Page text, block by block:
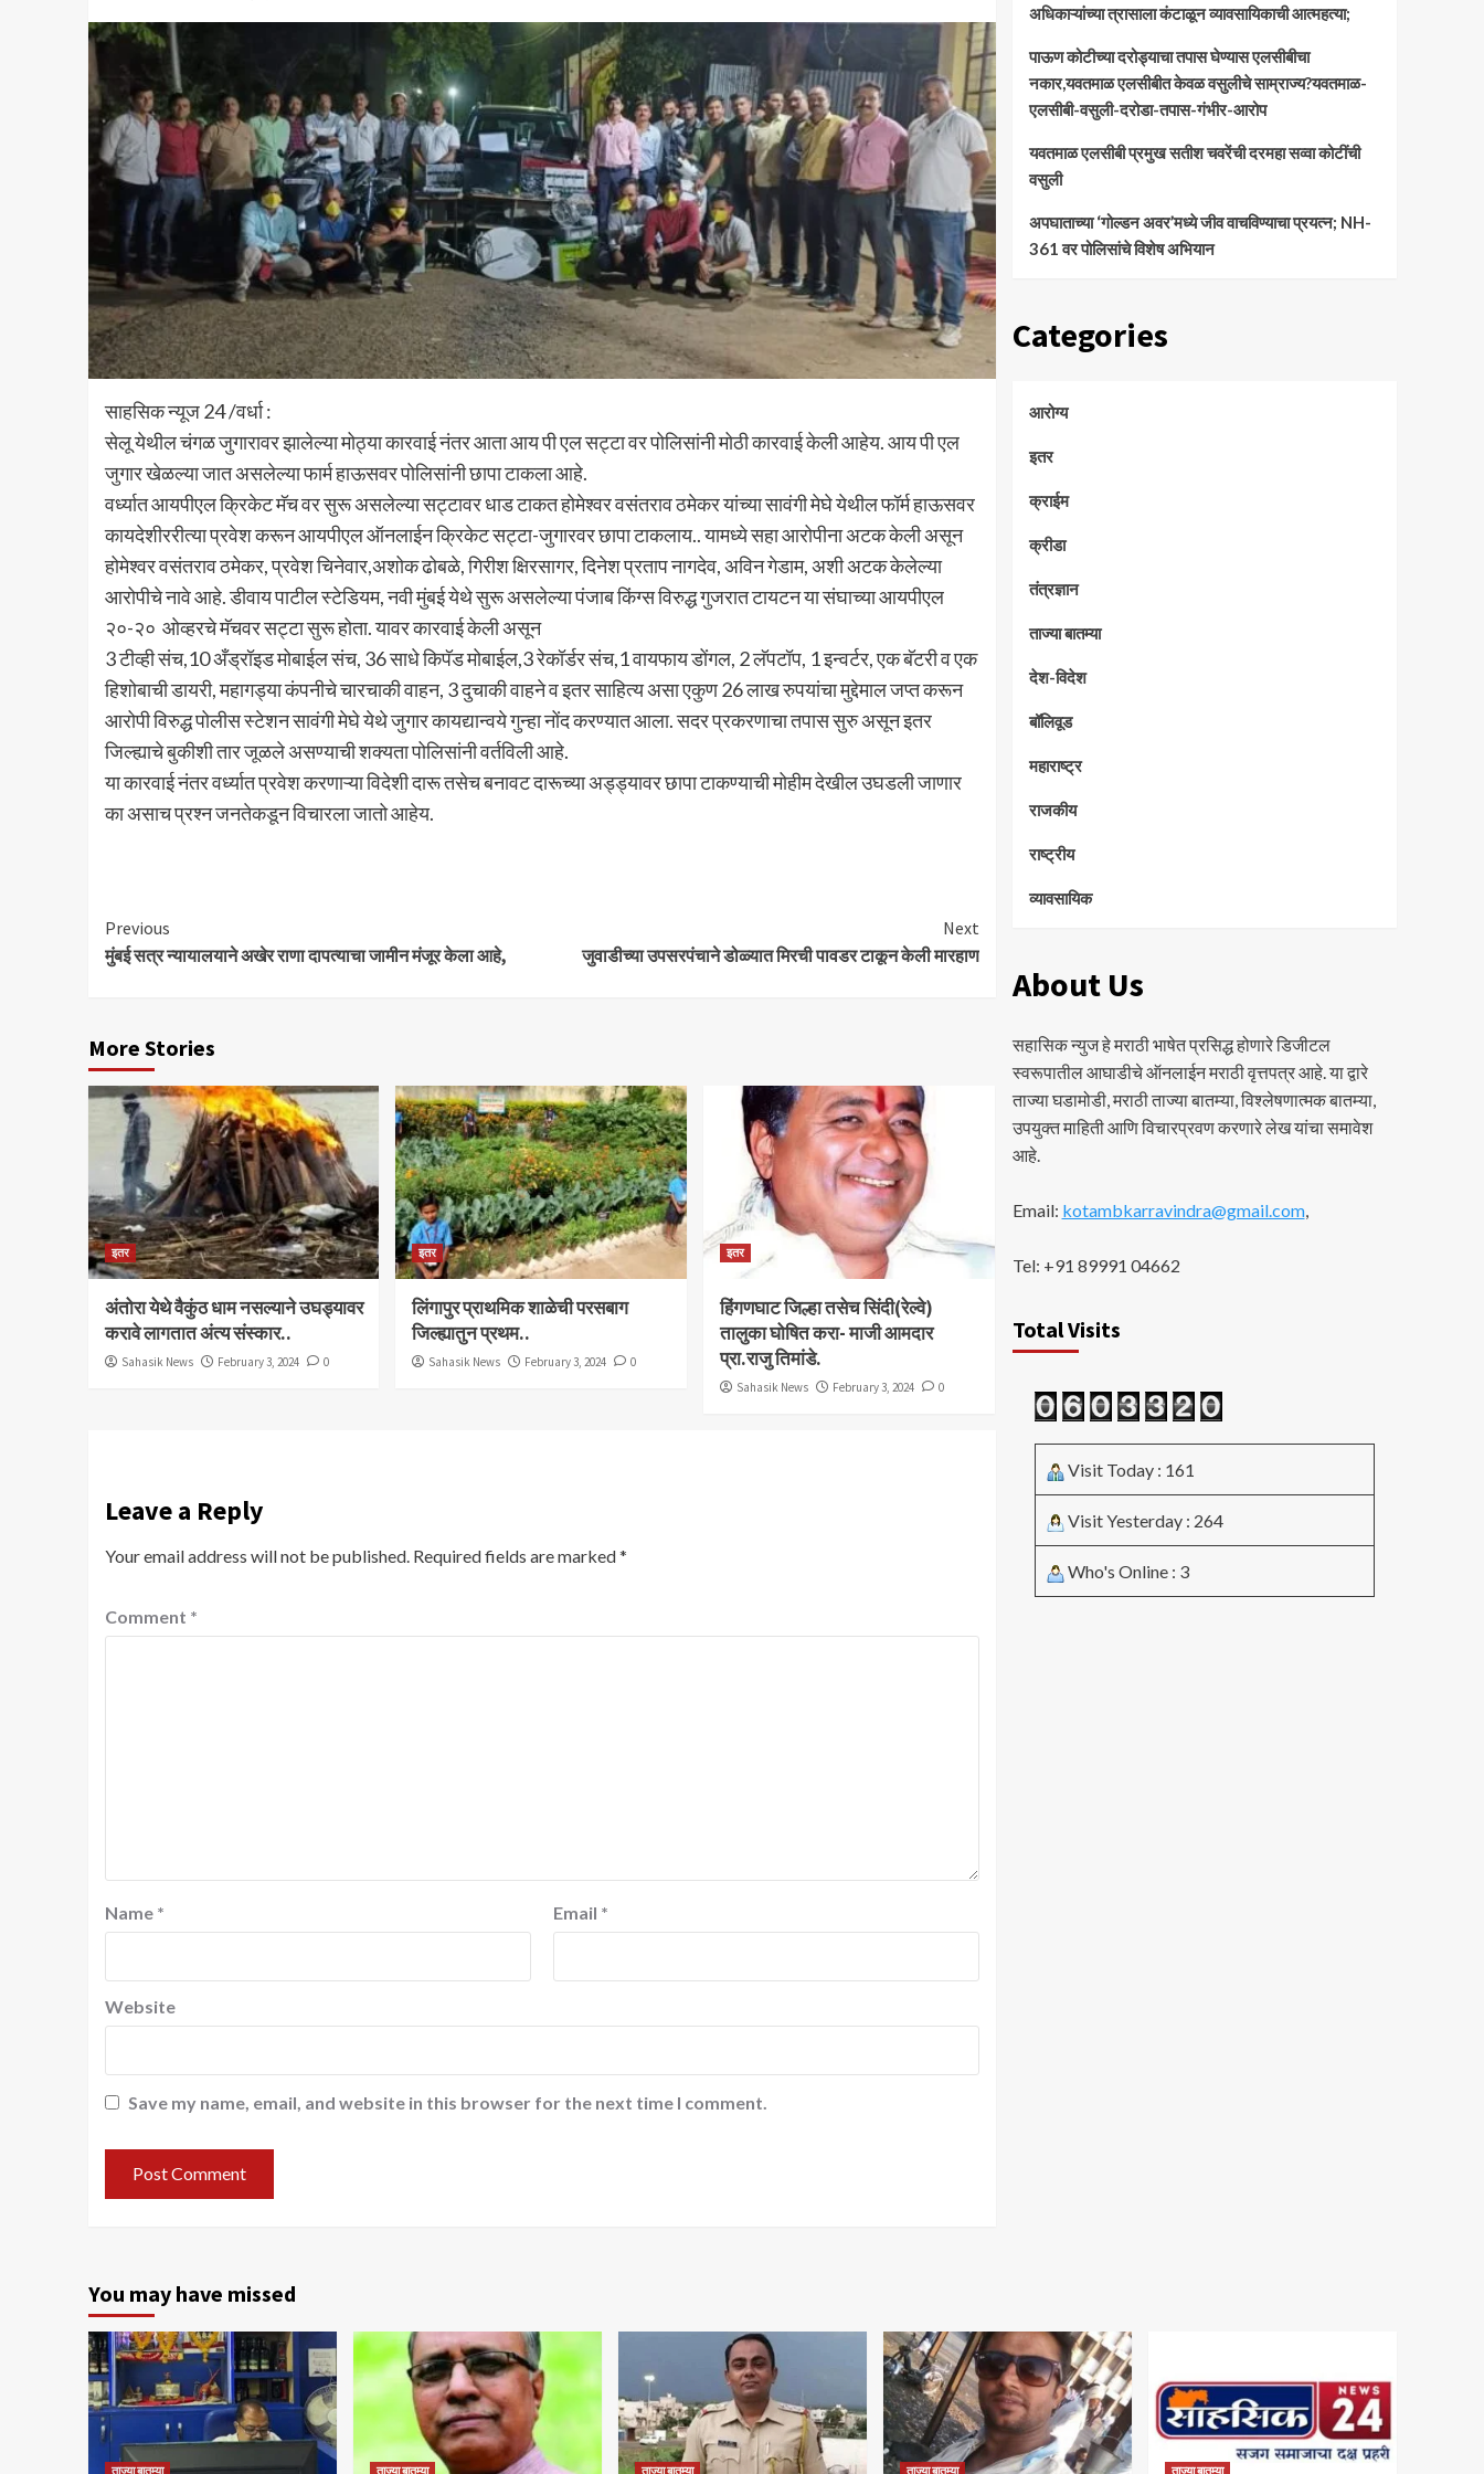
साहसिक न्यूज 24 /वर्धा :
सेलू येथील चंगळ जुगारावर झालेल्या मोठ्या कारवाई नंतर आता आय पी एल सट्टा वर पोलिसांनी मोठी कारवाई केली आहेय. आय पी एल
जुगार खेळल्या जात असलेल्या फार्म हाऊसवर पोलिसांनी छापा टाकला आहे.
वर्ध्यात आयपीएल क्रिकेट मॅच वर सुरू असलेल्या सट्टावर धाड टाकत होमेश्वर वसंतराव ठमेकर यांच्या सावंगी मेघे येथील फॉर्म हाऊसवर
कायदेशीररीत्या प्रवेश करून आयपीएल ऑनलाईन क्रिकेट सट्टा-जुगारवर छापा टाकलाय.. यामध्ये सहा आरोपीना अटक केली असून
होमेश्वर वसंतराव ठमेकर, प्रवेश चिनेवार,अशोक ढोबळे, गिरीश क्षिरसागर, दिनेश प्रताप नागदेव, अविन गेडाम, अशी अटक केलेल्या
आरोपीचे नावे आहे. डीवाय पाटील स्टेडियम, नवी मुंबई येथे सुरू असलेल्या पंजाब किंग्स विरुद्ध गुजरात टायटन या संघाच्या आयपीएल
२०-२० ओव्हरचे मॅचवर सट्टा सुरू होता. यावर कारवाई केली असून
3 टीव्ही संच,10 अँड्रॉइड मोबाईल संच, 36 साधे किपॅड मोबाईल,3 रेकॉर्डर संच,1 वायफाय डोंगल, 2 लॅपटॉप, 1 इन्वर्टर, एक बॅटरी व एक
हिशोबाची डायरी, महागड्या कंपनीचे चारचाकी वाहन, 3 दुचाकी वाहने व इतर साहित्य असा एकुण 26 लाख रुपयांचा मुद्देमाल जप्त करून
आरोपी विरुद्ध पोलीस स्टेशन सावंगी मेघे येथे जुगार कायद्यान्वये गुन्हा नोंद करण्यात आला. सदर प्रकरणाचा तपास सुरु असून इतर
जिल्ह्याचे बुकीशी तार जूळले असण्याची शक्यता पोलिसांनी वर्तविली आहे.
या कारवाई नंतर वर्ध्यात प्रवेश करणाऱ्या विदेशी दारू तसेच बनावट दारूच्या अड्ड्यावर छापा टाकण्याची मोहीम देखील उघडली जाणार
का असाच प्रश्न जनतेकडून विचारला जातो आहेय.
Continue
Reading
Previous
मुंबई सत्र न्यायालयाने अखेर राणा दापत्याचा जामीन मंजूर केला आहे,
Next
जुवाडीच्या उपसरपंचाने डोळ्यात मिरची पावडर टाकून केली मारहाण
More Stories
इतर
अंतोरा येथे वैकुंठ धाम नसल्याने उघड्यावर
करावे लागतात अंत्य संस्कार..
Sahasik News February 3, 2024 0
इतर
लिंगापुर प्राथमिक शाळेची परसबाग
जिल्ह्यातुन प्रथम..
Sahasik News February 3, 2024 0
इतर
हिंगणघाट जिल्हा तसेच सिंदी(रेल्वे)
तालुका घोषित करा- माजी आमदार
प्रा.राजु तिमांडे.
Sahasik News February 3, 2024 0
Leave a Reply
Your email address will not be published. Required fields are marked*
Comment *
Name * Email *
Website
Save my name, email, and website in this browser for the next time I comment.
अधिकाऱ्यांच्या त्रासाला कंटाळून व्यावसायिकाची आत्महत्या;
पाऊण कोटीच्या दरोड्याचा तपास घेण्यास एलसीबीचा
नकार,यवतमाळ एलसीबीत केवळ वसुलीचे साम्राज्य?यवतमाळ-
एलसीबी-वसुली-दरोडा-तपास-गंभीर-आरोप
यवतमाळ एलसीबी प्रमुख सतीश चवरेंची दरमहा सव्वा कोटींची
वसुली
अपघाताच्या ‘गोल्डन अवर’मध्ये जीव वाचविण्याचा प्रयत्न; NH-
361 वर पोलिसांचे विशेष अभियान
Categories
आरोग्य
इतर
क्राईम
क्रीडा
तंत्रज्ञान
ताज्या बातम्या
देश-विदेश
बॉलिवूड
महाराष्ट्र
राजकीय
राष्ट्रीय
व्यावसायिक
About Us
सहासिक न्युज हे मराठी भाषेत प्रसिद्ध होणारे डिजीटल
स्वरूपातील आघाडीचे ऑनलाईन मराठी वृत्तपत्र आहे. या द्वारे
ताज्या घडामोडी, मराठी ताज्या बातम्या, विश्लेषणात्मक बातम्या,
उपयुक्त माहिती आणि विचारप्रवण करणारे लेख यांचा समावेश
आहे.
Email: kotambkarravindra@gmail.com,
Tel: +91 89991 04662
Total Visits
Visit Today : 161
Visit Yesterday : 264
Who's Online : 3
You may have missed
ताज्या बातम्या ताज्या बातम्या ताज्या बातम्या ताज्या बातम्या ताज्या बातम्या